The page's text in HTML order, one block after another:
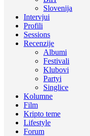
Slovenija
Intervjui
Profili
Sessions
Recenzije
Albumi
Festivali
Klubovi
Partyi
Singlice
Kolumne
Film
Kripto teme
Lifestyle
Forum